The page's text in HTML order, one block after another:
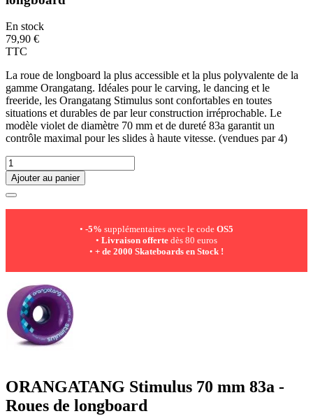
En stock
79,90 €
TTC
La roue de longboard la plus accessible et la plus polyvalente de la
gamme Orangatang. Idéales pour le carving, le dancing et le
freeride, les Orangatang Stimulus sont confortables en toutes
situations et durables de par leur construction irréprochable. Le
modèle violet de diamètre 70 mm et de dureté 83a garantit un
contrôle maximal pour les slides à haute vitesse. (vendues par 4)
Ajouter au panier
• -5% supplémentaires avec le code OS5
• Livraison offerte dès 80 euros
• + de 2000 Skateboards en Stock !
ORANGATANG Stimulus 70 mm 83a -
Roues de longboard